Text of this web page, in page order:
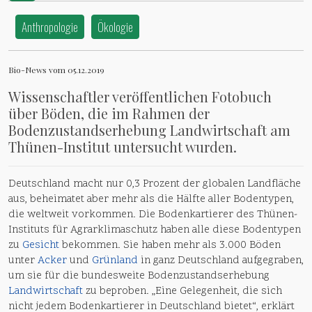
Anthropologie Ökologie
Bio-News vom 05.12.2019
Wissenschaftler veröffentlichen Fotobuch
über Böden, die im Rahmen der
Bodenzustandserhebung Landwirtschaft am
Thünen-Institut untersucht wurden.
Deutschland macht nur 0,3 Prozent der globalen Landfläche
aus, beheimatet aber mehr als die Hälfte aller Bodentypen,
die weltweit vorkommen. Die Bodenkartierer des Thünen-
Instituts für Agrarklimaschutz haben alle diese Bodentypen
zu Gesichtbekommen. Sie haben mehr als 3.000 Böden
unterAckerund Grünland in ganz Deutschland aufgegraben,
um sie für die bundesweite Bodenzustandserhebung
Landwirtschaftzu beproben. „Eine Gelegenheit, die sich
nicht jedem Bodenkartierer in Deutschland bietet“, erklärt